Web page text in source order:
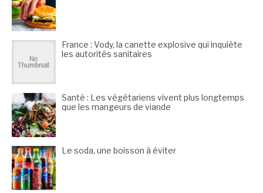
France : Vody, la canette explosive qui inquiète
les autorités sanitaires
Santé : Les végétariens vivent plus longtemps
que les mangeurs de viande
Le soda, une boisson à éviter